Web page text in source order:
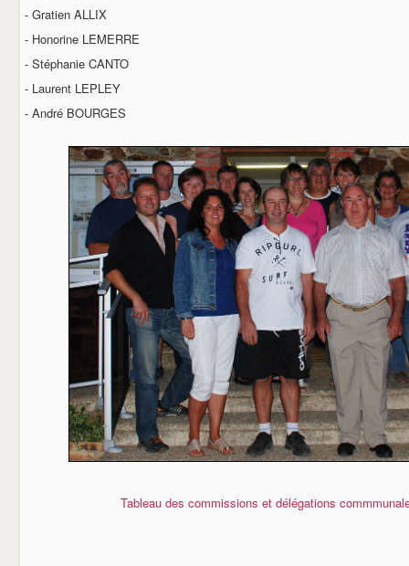
- Gratien ALLIX
- Honorine LEMERRE
- Stéphanie CANTO
- Laurent LEPLEY
- André BOURGES
Tableau des commissions et délégations